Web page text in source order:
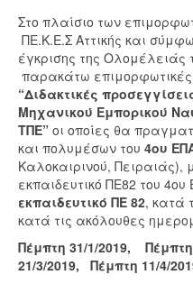
Στο πλαίσιο των
ΠΕ.Κ.Ε.Σ Αττικής και
έγκρισης της Ολομέλειάς
παρακάτω
“Διδακτικές
Μηχανικού Εμπορικού
ΤΠΕ” οι οποίες θα
και πολυμέσων του 4ου
Καλοκαιρινού, Πειραιάς),
εκπαιδευτικό ΠΕ82 του
εκπαιδευτικό ΠΕ 82, κατά
κατά τις ακόλουθες
Πέμπτη 31/1/2019,
21/3/2019, Πέμπτη 11/4/